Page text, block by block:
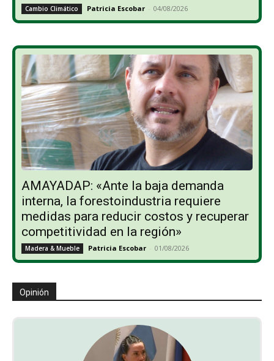
Cambio Climático Patricia Escobar - 04/08/2026
AMAYADAP: «Ante la baja demanda
interna, la forestoindustria requiere
medidas para reducir costos y recuperar
competitividad en la región»
Madera & Mueble Patricia Escobar - 01/08/2026
Opinión